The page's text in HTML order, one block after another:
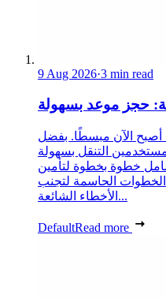
9 Aug 2026·3 min read
حجز موعد بسهولة
أصبح الآن مبسطًا. بفضل
التنقل بسهولة
خطوة بخطوة لتأمين
الحاسمة لتجنب
الأخطاء الشائعة...
DefaultRead more